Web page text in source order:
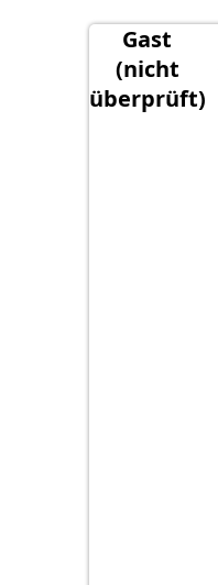
Gast
(nicht
überprüft)